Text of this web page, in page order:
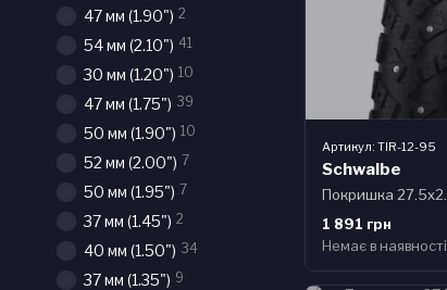
Артикул: TIR-12-95
Schwalbe
1 891 грн
Немає в наявності
47 мм (1.90") 2
54 мм (2.10") 41
30 мм (1.20") 10
47 мм (1.75") 39
50 мм (1.90") 10
52 мм (2.00") 7
50 мм (1.95") 7
37 мм (1.45") 2
40 мм (1.50") 34
37 мм (1.35") 9